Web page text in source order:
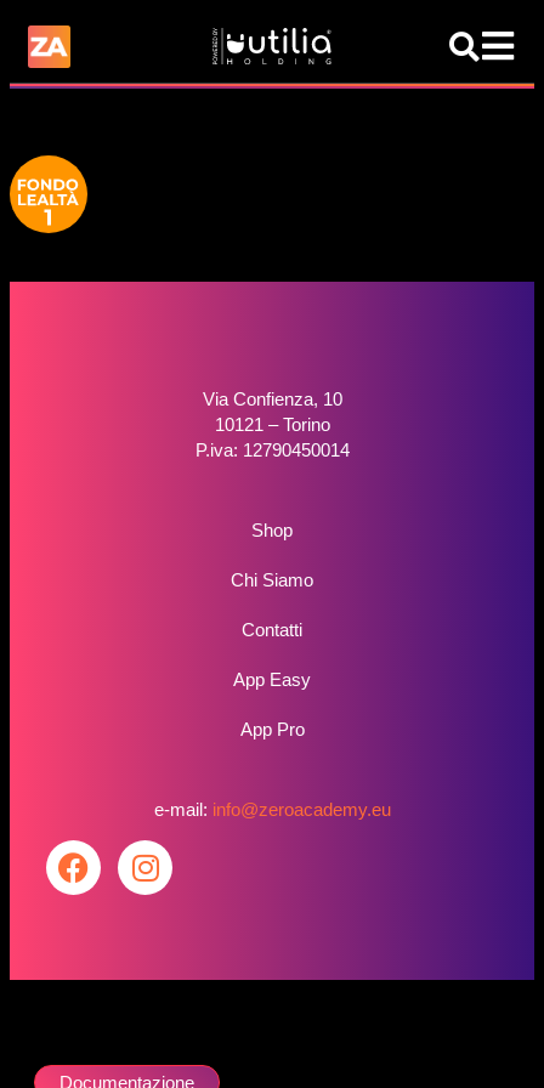
Via Confienza, 10
10121 – Torino
P.iva: 12790450014
Shop
Chi Siamo
Contatti
App Easy
App Pro
e-mail: info@zeroacademy.eu
Documentazione